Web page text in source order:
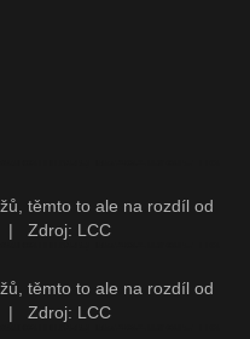
těmto to ale na rozdíl od
| Zdroj: LCC
těmto to ale na rozdíl od
| Zdroj: LCC